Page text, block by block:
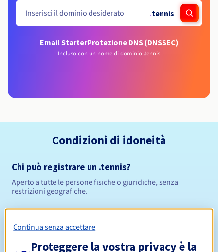
.tennis
Email StarterProtezione DNS (DNSSEC)
Incluso con un nome di dominio .tennis
Condizioni di idoneità
Chi può registrare un .tennis?
Aperto a tutte le persone fisiche o giuridiche, senza
restrizioni geografiche.
Regole di gestione e notifiche
Continua senza accettare
Proteggere la vostra privacy è la